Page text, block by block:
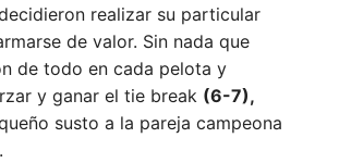
realizar su particular
de valor. Sin nada que
de todo en cada pelota y
y ganar el tie break (6-7),
susto a la pareja campeona